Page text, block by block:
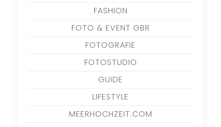
FASHION
FOTO & EVENT GBR
FOTOGRAFIE
FOTOSTUDIO
GUIDE
LIFESTYLE
MEERHOCHZEIT.COM